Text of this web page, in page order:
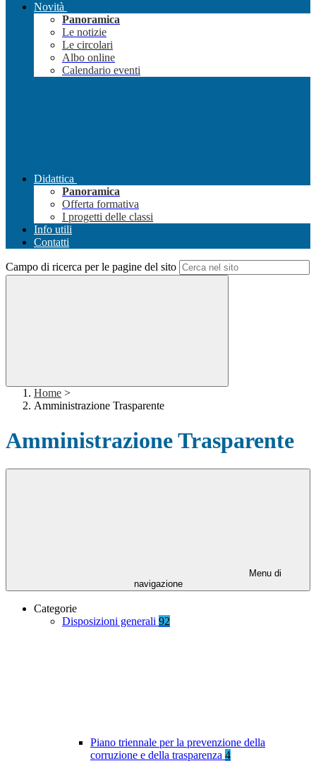
Novità
Panoramica
Le notizie
Le circolari
Albo online
Calendario eventi
Didattica
Panoramica
Offerta formativa
I progetti delle classi
Info utili
Contatti
Campo di ricerca per le pagine del sito
Home >
Amministrazione Trasparente
Amministrazione Trasparente
Menu di
navigazione
Categorie
Disposizioni generali 92
Piano triennale per la prevenzione della
corruzione e della trasparenza 4